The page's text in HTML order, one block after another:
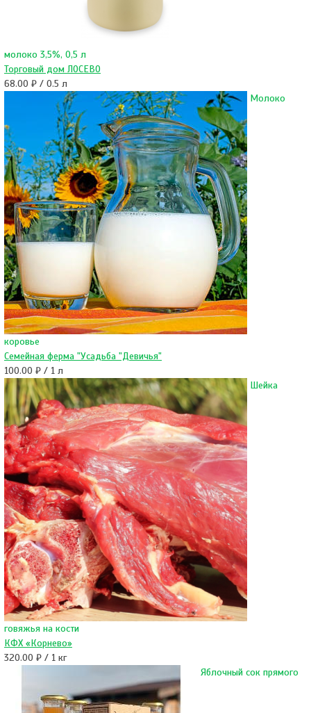
молоко 3,5%, 0,5 л
Торговый дом ЛОСЕВО
68.00 ₽ / 0.5 л
Молоко
коровье
Семейная ферма "Усадьба "Девичья"
100.00 ₽ / 1 л
Шейка
говяжья на кости
КФХ «Корнево»
320.00 ₽ / 1 кг
Яблочный сок прямого